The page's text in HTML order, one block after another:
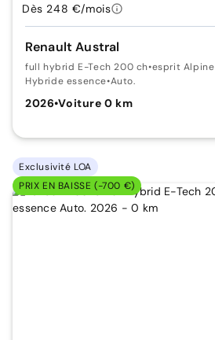
Renault Austral
full hybrid E-Tech 200 ch•esprit Alpine
Hybride essence•Auto.
2026•Voiture 0 km
Dès 248 €/mois
Exclusivité LOA
PRIX EN BAISSE (-700 €)